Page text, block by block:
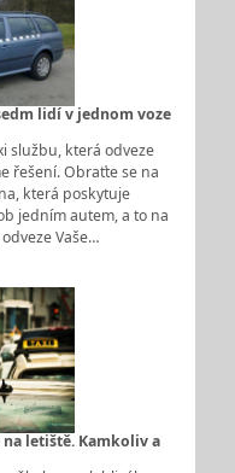
lidí v jednom voze
službu, která odveze
řešení. Obraťte se na
která poskytuje
jedním autem, a to na
Vaše…
na letiště. Kamkoliv a